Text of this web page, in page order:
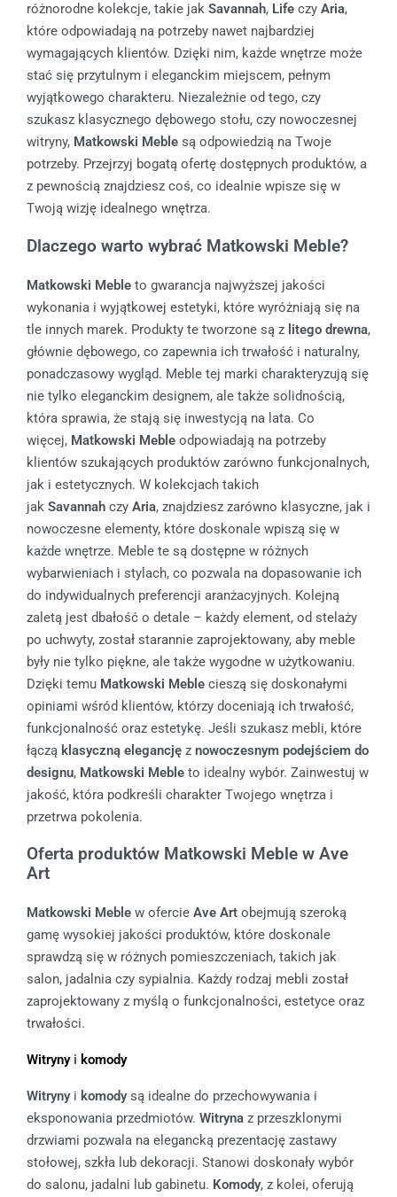
różnorodne kolekcje, takie jak Savannah, Life czy Aria,
które odpowiadają na potrzeby nawet najbardziej
wymagających klientów. Dzięki nim, każde wnętrze może
stać się przytulnym i eleganckim miejscem, pełnym
wyjątkowego charakteru. Niezależnie od tego, czy
szukasz klasycznego dębowego stołu, czy nowoczesnej
witryny, Matkowski Meble są odpowiedzią na Twoje
potrzeby. Przejrzyj bogatą ofertę dostępnych produktów, a
z pewnością znajdziesz coś, co idealnie wpisze się w
Twoją wizję idealnego wnętrza.
Dlaczego warto wybrać Matkowski Meble?
Matkowski Meble to gwarancja najwyższej jakości
wykonania i wyjątkowej estetyki, które wyróżniają się na
tle innych marek. Produkty te tworzone są z litego drewna,
głównie dębowego, co zapewnia ich trwałość i naturalny,
ponadczasowy wygląd. Meble tej marki charakteryzują się
nie tylko eleganckim designem, ale także solidnością,
która sprawia, że stają się inwestycją na lata. Co
więcej, Matkowski Meble odpowiadają na potrzeby
klientów szukających produktów zarówno funkcjonalnych,
jak i estetycznych. W kolekcjach takich
jak Savannah czy Aria, znajdziesz zarówno klasyczne, jak i
nowoczesne elementy, które doskonale wpiszą się w
każde wnętrze. Meble te są dostępne w różnych
wybarwieniach i stylach, co pozwala na dopasowanie ich
do indywidualnych preferencji aranżacyjnych. Kolejną
zaletą jest dbałość o detale – każdy element, od stelaży
po uchwyty, został starannie zaprojektowany, aby meble
były nie tylko piękne, ale także wygodne w użytkowaniu.
Dzięki temu Matkowski Meble cieszą się doskonałymi
opiniami wśród klientów, którzy doceniają ich trwałość,
funkcjonalność oraz estetykę. Jeśli szukasz mebli, które
łączą klasyczną elegancję z nowoczesnym podejściem do
designu, Matkowski Meble to idealny wybór. Zainwestuj w
jakość, która podkreśli charakter Twojego wnętrza i
przetrwa pokolenia.
Oferta produktów Matkowski Meble w Ave
Art
Matkowski Meble w ofercie Ave Art obejmują szeroką
gamę wysokiej jakości produktów, które doskonale
sprawdzą się w różnych pomieszczeniach, takich jak
salon, jadalnia czy sypialnia. Każdy rodzaj mebli został
zaprojektowany z myślą o funkcjonalności, estetyce oraz
trwałości.
Witrynyi komody
Witrynyi komodysą idealne do przechowywania i
eksponowania przedmiotów. Witryna z przeszklonymi
drzwiami pozwala na elegancką prezentację zastawy
stołowej, szkła lub dekoracji. Stanowi doskonały wybór
do salonu, jadalni lub gabinetu. Komody, z kolei, oferują